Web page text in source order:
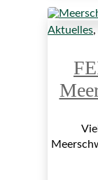
Aktuelles,